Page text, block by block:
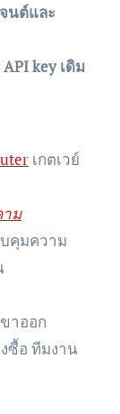
นต์และ
key เดิม
เกตเวย์
ม
คุมความ
าออก
ซื้อ ทีมงาน